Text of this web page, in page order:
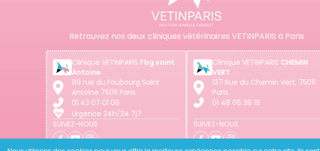
Retrouvez nos deux cliniques vétérinaires VETINPARIS à Paris
Clinique VETINPARIS Fbg saint
Antoine
89 rue du Faubourg Saint
Antoine 75011 Paris
01 43 07 01 06
Urgence 24h/24 7j7
SUIVEZ-NOUS
Clinique VETINPARIS CHEMIN
VERT
137 Rue du Chemin Vert, 75011
Paris
01 48 06 38 19
SUIVEZ-NOUS